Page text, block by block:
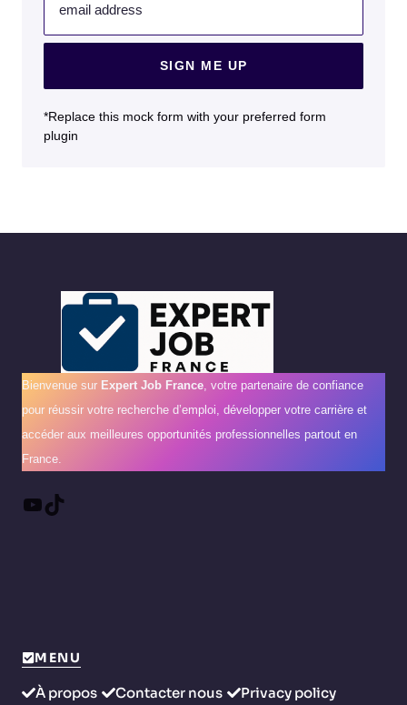
email address
SIGN ME UP
*Replace this mock form with your preferred form
plugin
Bienvenue sur Expert Job France , votre partenaire de confiance
pour réussir votre recherche d’emploi, développer votre carrière et
accéder aux meilleures opportunités professionnelles partout en
France.
YouTube
TikTok
MENU
À propos Contacter nous
Privacy policy